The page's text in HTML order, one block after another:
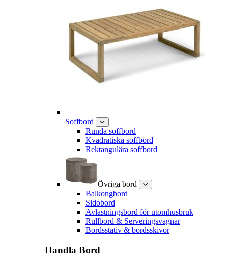
Soffbord
Runda soffbord
Kvadratiska soffbord
Rektangulära soffbord
Övriga bord
Balkongbord
Sidobord
Avlastningsbord för utomhusbruk
Rullbord & Serveringsvagnar
Bordsstativ & bordsskivor
Handla Bord